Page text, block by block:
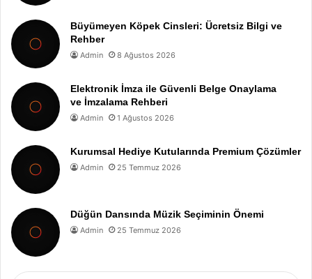
Büyümeyen Köpek Cinsleri: Ücretsiz Bilgi ve
Rehber
Admin 8 Ağustos 2026
Elektronik İmza ile Güvenli Belge Onaylama
ve İmzalama Rehberi
Admin 1 Ağustos 2026
Kurumsal Hediye Kutularında Premium Çözümler
Admin 25 Temmuz 2026
Düğün Dansında Müzik Seçiminin Önemi
Admin 25 Temmuz 2026